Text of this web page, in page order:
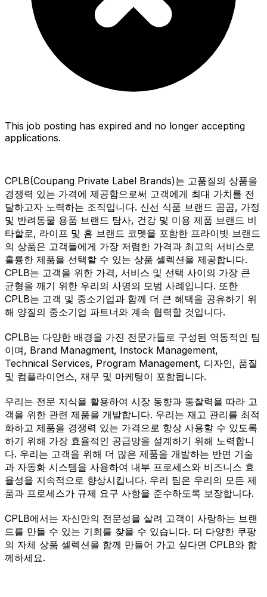
This job posting has expired and no longer accepting
applications.
CPLB(Coupang Private Label Brands)는 고품질의 상품을
경쟁력 있는 가격에 제공함으로써 고객에게 최대 가치를 전
달하고자 노력하는 조직입니다. 신선 식품 브랜드 곰곰, 가정
및 반려동물 용품 브랜드 탐사, 건강 및 미용 제품 브랜드 비
타할로, 라이프 및 홈 브랜드 코멧을 포함한 프라이빗 브랜드
의 상품은 고객들에게 가장 저렴한 가격과 최고의 서비스로
훌륭한 제품을 선택할 수 있는 상품 셀렉션을 제공합니다.
CPLB는 고객을 위한 가격, 서비스 및 선택 사이의 가장 큰
균형을 깨기 위한 우리의 사명의 모범 사례입니다. 또한
CPLB는 고객 및 중소기업과 함께 더 큰 혜택을 공유하기 위
해 양질의 중소기업 파트너와 계속 협력할 것입니다.
CPLB는 다양한 배경을 가진 전문가들로 구성된 역동적인 팀
이며, Brand Managment, Instock Management,
Technical Services, Program Management, 디자인, 품질
및 컴플라이언스, 재무 및 마케팅이 포함됩니다.
우리는 전문 지식을 활용하여 시장 동향과 통찰력을 따라 고
객을 위한 관련 제품을 개발합니다. 우리는 재고 관리를 최적
화하고 제품을 경쟁력 있는 가격으로 항상 사용할 수 있도록
하기 위해 가장 효율적인 공급망을 설계하기 위해 노력합니
다. 우리는 고객을 위해 더 많은 제품을 개발하는 반면 기술
과 자동화 시스템을 사용하여 내부 프로세스와 비즈니스 효
율성을 지속적으로 향상시킵니다. 우리 팀은 우리의 모든 제
품과 프로세스가 규제 요구 사항을 준수하도록 보장합니다.
CPLB에서는 자신만의 전문성을 살려 고객이 사랑하는 브랜
드를 만들 수 있는 기회를 찾을 수 있습니다. 더 다양한 쿠팡
의 자체 상품 셀렉션을 함께 만들어 가고 싶다면 CPLB와 함
께하세요.